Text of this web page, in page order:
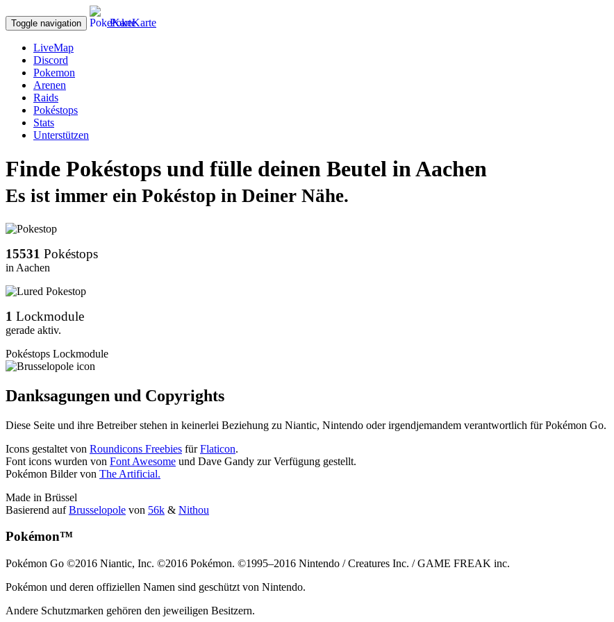
Toggle navigation PokeKarte
LiveMap
Discord
Pokemon
Arenen
Raids
Pokéstops
Stats
Unterstützen
Finde Pokéstops und fülle deinen Beutel inAachen
Es ist immer ein Pokéstop in Deiner Nähe.
15531 Pokéstops
in Aachen
1 Lockmodule
gerade aktiv.
Pokéstops Lockmodule
Danksagungen und Copyrights
Diese Seite und ihre Betreiber stehen in keinerlei Beziehung zu Niantic, Nintendo oder irgendjemandem verantwortlich für Pokémon Go.
Icons gestaltet von Roundicons Freebies fürFlaticon.
Font icons wurden von Font Awesome und Dave Gandy zur Verfügung gestellt.
Pokémon Bilder von The Artificial.
Made in Brüssel
Basierend aufBrusselopole von 56k & Nithou
Pokémon™
Pokémon Go ©2016 Niantic, Inc. ©2016 Pokémon. ©1995–2016 Nintendo / Creatures Inc. / GAME FREAK inc.
Pokémon und deren offiziellen Namen sind geschützt von Nintendo.
Andere Schutzmarken gehören den jeweiligen Besitzern.